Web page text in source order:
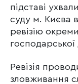
підставі
суду м. Києва
ревізію
Ревізія
зловживання